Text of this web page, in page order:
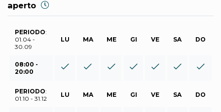
aperto
PERIODO:
01.04 -
30.09
LU MA ME GI VE SA DO
08:00 -
20:00
PERIODO:
01.10 - 31.12
LU MA ME GI VE SA DO